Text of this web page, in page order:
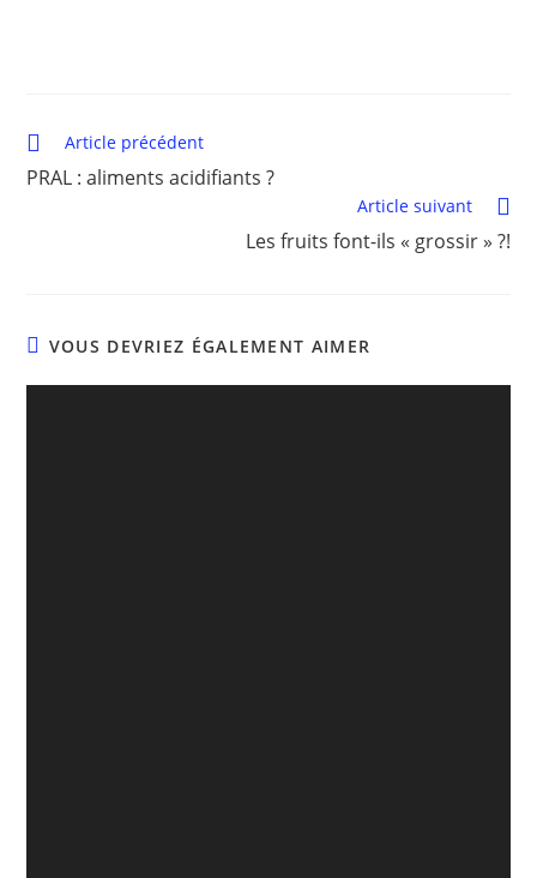
Article précédent
PRAL : aliments acidifiants ?
Article suivant
Les fruits font-ils « grossir » ?!
VOUS DEVRIEZ ÉGALEMENT AIMER